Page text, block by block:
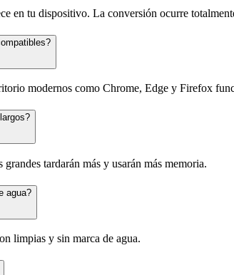
en tu dispositivo. La conversión ocurre
modernos como Chrome, Edge y Firefox
tardarán más y usarán más memoria.
agua?
limpias y sin marca de agua.